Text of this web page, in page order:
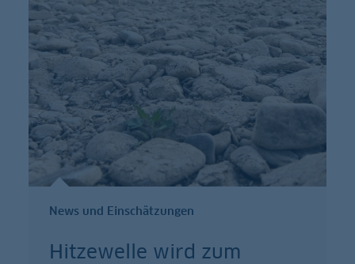
News und Einschätzungen
Hitzewelle wird zum